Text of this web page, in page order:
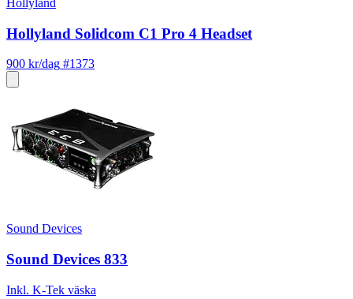
Hollyland
Hollyland Solidcom C1 Pro 4 Headset
900 kr/dag #1373
Sound Devices
Sound Devices 833
Inkl. K-Tek väska